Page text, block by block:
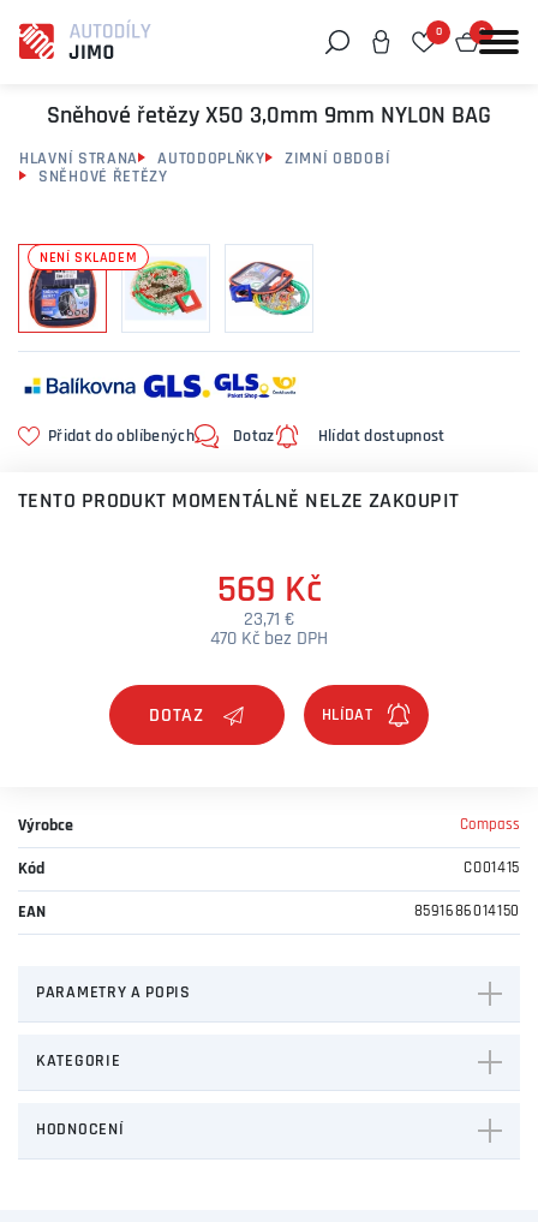
0 0
Sněhové řetězy X50 3,0mm 9mm NYLON BAG
HLAVNÍ STRANA AUTODOPLŇKY
ZIMNÍ OBDOBÍ
SNĚHOVÉ ŘETĚZY
NENÍ SKLADEM
Přidat do oblíbených Dotaz Hlídat dostupnost
TENTO PRODUKT MOMENTÁLNĚ NELZE ZAKOUPIT
569 Kč
23,71 €
470 Kč bez DPH
DOTAZ
Výrobce Compass
Kód CO01415
EAN 8591686014150
PARAMETRY A POPIS
KATEGORIE
HODNOCENÍ
Můžeme vám pomoci něco najít?